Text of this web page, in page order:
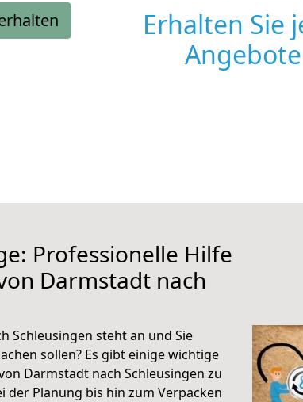
Erhalten Sie
Angebote
Professionelle Hilfe
Darmstadt nach
Schleusingen steht an und Sie
sollen? Es gibt einige wichtige
Darmstadt nach Schleusingen zu
der Planung bis hin zum Verpacken